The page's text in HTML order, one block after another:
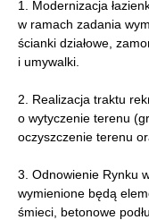
1. Modernizacja
w ramach zadania
ścianki działowe,
i umywalki.
2. Realizacja traktu
o wytyczenie terenu
oczyszczenie terenu
3. Odnowienie Rynku
wymienione będą
śmieci, betonowe